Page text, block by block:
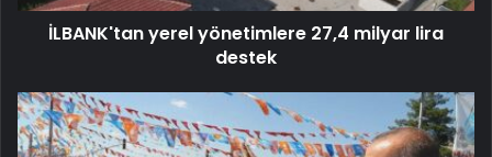
İLBANK'tan yerel yönetimlere 27,4 milyar lira
destek